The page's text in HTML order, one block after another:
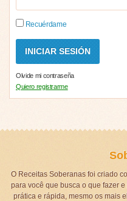
Recuérdame
Olvide mi contraseña
Quiero registrarme
O Receitas Soberanas foi criado
para você que busca o que fazer
prática e rápida, mesmo os mais